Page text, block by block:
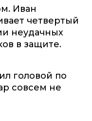
Иван
четвертый
неудачных
в защите.
головой по
совсем не